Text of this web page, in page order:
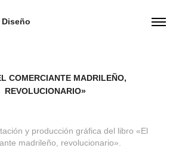
COMERCIANTE MADRILEÑO,
REVOLUCIONARIO»
y producción gráfica del libro «El
madrileño, revolucionario».